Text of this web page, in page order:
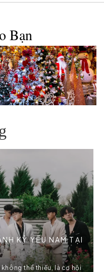
Bạn
KỶ YẾU NAM TẠI
không thể thiếu, là cơ hội